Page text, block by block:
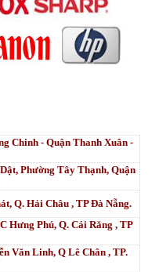
Chinh - Quận Thanh Xuân -
Phường Tây Thạnh, Quận
Q. Hải Châu , TP Đà Nẵng.
Hưng Phú, Q. Cái Răng , TP
Văn Linh, Q Lê Chân , TP.